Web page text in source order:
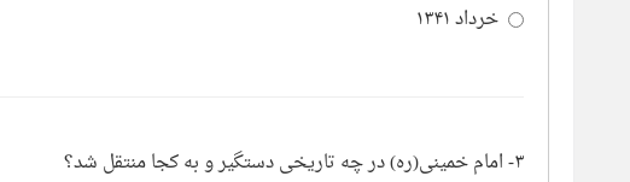
خرداد ۱۳۴۱
۳- امام خمینی(ره) در چه تاریخی دستگیر و به کجا منتقل شد؟